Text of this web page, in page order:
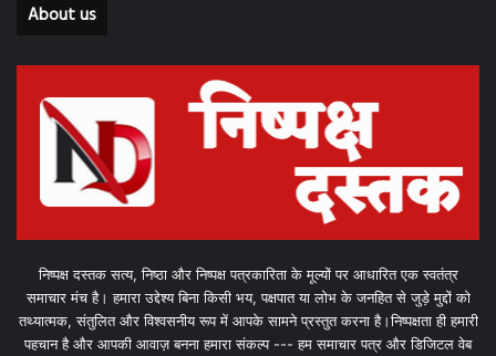
About us
निष्पक्ष दस्तक सत्य, निष्ठा और निष्पक्ष पत्रकारिता के मूल्यों पर आधारित एक स्वतंत्र
समाचार मंच है। हमारा उद्देश्य बिना किसी भय, पक्षपात या लोभ के जनहित से जुड़े मुद्दों को
तथ्यात्मक, संतुलित और विश्वसनीय रूप में आपके सामने प्रस्तुत करना है।निष्पक्षता ही हमारी
पहचान है और आपकी आवाज़ बनना हमारा संकल्प --- हम समाचार पत्र और डिजिटल वेब